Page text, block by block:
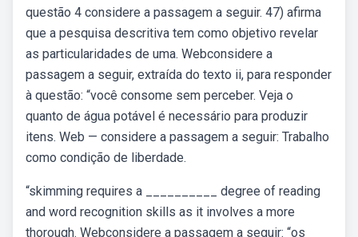
questão 4 considere a passagem a seguir. 47) afirma
que a pesquisa descritiva tem como objetivo revelar
as particularidades de uma. Webconsidere a
passagem a seguir, extraída do texto ii, para responder
à questão: “você consome sem perceber. Veja o
quanto de água potável é necessário para produzir
itens. Web — considere a passagem a seguir: Trabalho
como condição de liberdade.
“skimming requires a __________ degree of reading
and word recognition skills as it involves a more
thorough. Webconsidere a passagem a seguir: “os